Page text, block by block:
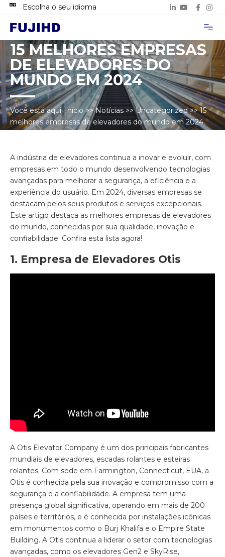
Escolha o seu idioma
15 MELHORES EMPRESAS
DE ELEVADORES DO
MUNDO EM 2024
Você está aqui:Início >>Notícias>>Uncategorized>>15
melhores empresas de elevadores do mundo em 2024
A indústria de elevadores continua a inovar e evoluir, com
empresas em todo o mundo desenvolvendo tecnologias
avançadas para melhorar a segurança, a eficiência e a
experiência do usuário. Em 2024, diversas empresas se
destacam pelos seus produtos e serviços excepcionais.
Este artigo destaca as melhores empresas de elevadores
do mundo, conhecidas por sua qualidade, inovação e
confiabilidade. Confira esta lista agora!
1. Empresa de Elevadores Otis
A Otis Elevator Company é um dos principais fabricantes
mundiais de elevadores, escadas rolantes e esteiras
rolantes. Com sede em Farmington, Connecticut, EUA, a
Otis é conhecida pela sua inovação e compromisso com a
segurança e a confiabilidade. A empresa tem uma
presença global significativa, operando em mais de 200
países e territórios, e é conhecida por instalações icônicas
em monumentos como o Burj Khalifa e o Empire State
Building. A Otis continua a liderar o setor com tecnologias
avançadas, como os elevadores Gen2 e SkyRise,